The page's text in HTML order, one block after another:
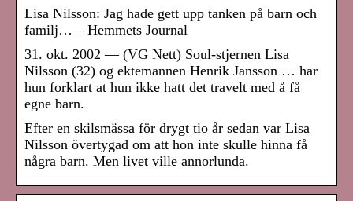
Lisa Nilsson: Jag hade gett upp tanken på barn och
familj… – Hemmets Journal
31. okt. 2002 — (VG Nett) Soul-stjernen Lisa
Nilsson (32) og ektemannen Henrik Jansson … har
hun forklart at hun ikke hatt det travelt med å få
egne barn.
Efter en skilsmässa för drygt tio år sedan var Lisa
Nilsson övertygad om att hon inte skulle hinna få
några barn. Men livet ville annorlunda.